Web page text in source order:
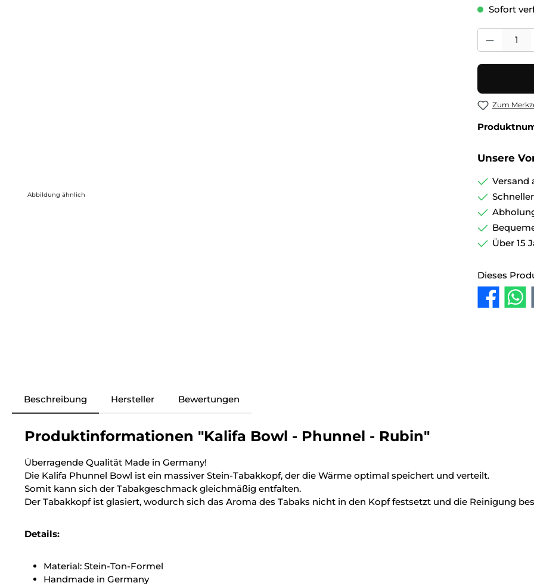
Abbildung ähnlich
Sofort
Produkt
Zum
Unsere
Versand
Über 15
Dieses
Beschreibung Hersteller Bewertungen
Produktinformationen "Kalifa Bowl - Phunnel - Rubin"
Überragende Qualität Made in Germany!
Die Kalifa Phunnel Bowl ist ein massiver Stein-Tabakkopf, der die Wärme optimal speichert und verteilt.
Somit kann sich der Tabakgeschmack gleichmäßig entfalten.
Der Tabakkopf ist glasiert, wodurch sich das Aroma des Tabaks nicht in den Kopf festsetzt und die Reinigung
Details:
Material: Stein-Ton-Formel
Handmade in Germany